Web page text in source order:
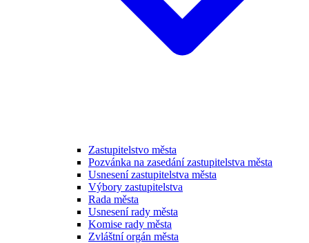
Zastupitelstvo města
Pozvánka na zasedání zastupitelstva města
Usnesení zastupitelstva města
Výbory zastupitelstva
Rada města
Usnesení rady města
Komise rady města
Zvláštní orgán města